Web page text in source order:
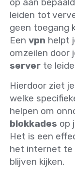
op aan
leiden tot
geen toegang
Een vpn helpt
omzeilen door
server te
Hierdoor ziet je
welke
helpen om
blokkades op
Het is een
het internet te
blijven kijken.